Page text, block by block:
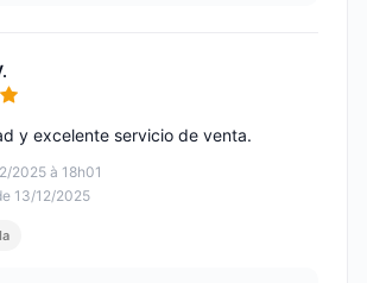
5
2025 à 18h01
13/12/2025
y excelente servicio de venta.